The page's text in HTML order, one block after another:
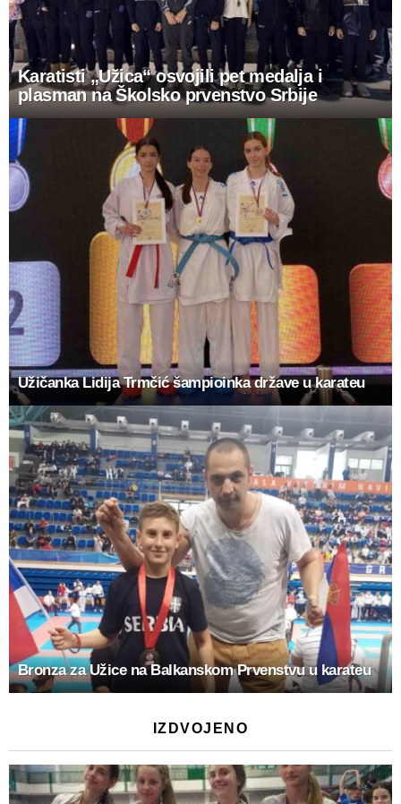
Karatisti „Užica“ osvojili pet medalja i
plasman na Školsko prvenstvo Srbije
Užičanka Lidija Trmčić šampioinka države u karateu
Bronza za Užice na Balkanskom Prvenstvu u karateu
IZDVOJENO